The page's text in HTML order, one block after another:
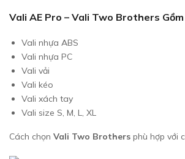
Vali AE Pro – Vali Two BrotherS
Vali nhựa ABS
Vali nhựa PC
Vali vải
Vali kéo
Vali xách tay
Vali size S, M, L, XL
Cách chọn Vali Two Brothers phù hợp với